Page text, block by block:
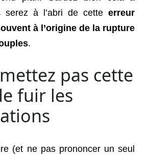
serez à l’abri de cetteerreur
à l’origine de la rupture
.
pas cette
fuir les
(et ne pas prononcer un seul